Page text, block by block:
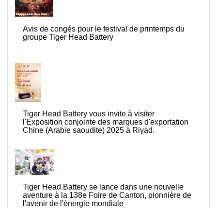
Avis de congés pour le festival de printemps du
groupe Tiger Head Battery
Tiger Head Battery vous invite à visiter
l'Exposition conjointe des marques d'exportation
Chine (Arabie saoudite) 2025 à Riyad.
Tiger Head Battery se lance dans une nouvelle
aventure à la 138e Foire de Canton, pionnière de
l'avenir de l'énergie mondiale